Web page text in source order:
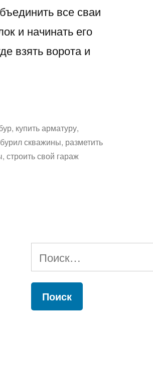
все сваи
и начинать его
взять ворота и
, купить арматуру,
скважины, разметить
,строить свой гараж
Найти: